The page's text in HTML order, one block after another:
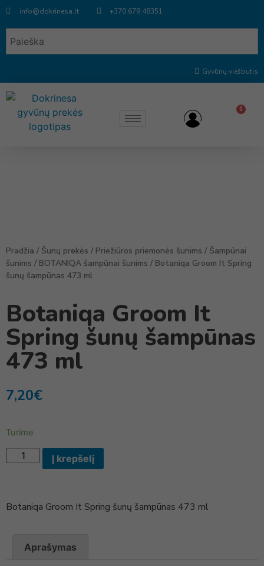
info@dokrinesa.lt +370 679 48351
Gyvūnų viešbutis
0
Pradžia / Šunų prekės / Priežiūros priemonės šunims / Šampūnai
šunims / BOTANIQA šampūnai šunims / Botaniqa Groom It Spring
šunų šampūnas 473 ml
Botaniqa Groom It
Spring šunų šampūnas
473 ml
7,20€
Turime
Į krepšelį
Botaniqa Groom It Spring šunų šampūnas 473 ml
Aprašymas